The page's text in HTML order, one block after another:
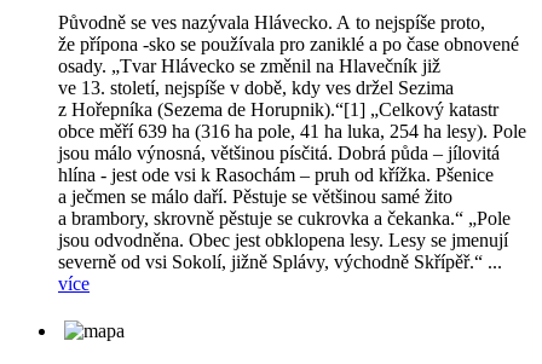
Původně se ves nazývala Hlávecko. A to nejspíše proto,
že přípona -sko se používala pro zaniklé a po čase obnovené
osady. „Tvar Hlávecko se změnil na Hlavečník již
ve 13. století, nejspíše v době, kdy ves držel Sezima
z Hořepníka (Sezema de Horupnik).“[1] „Celkový katastr
obce měří 639 ha (316 ha pole, 41 ha luka, 254 ha lesy). Pole
jsou málo výnosná, většinou písčitá. Dobrá půda – jílovitá
hlína - jest ode vsi k Rasochám – pruh od křížka. Pšenice
a ječmen se málo daří. Pěstuje se většinou samé žito
a brambory, skrovně pěstuje se cukrovka a čekanka.“ „Pole
jsou odvodněna. Obec jest obklopena lesy. Lesy se jmenují
severně od vsi Sokolí, jižně Splávy, východně Skřípěř.“ ...
více